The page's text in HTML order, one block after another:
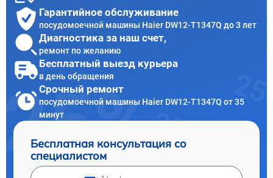
Гарантийное обслуживание
посудомоечной машины Haier DW12-T1347Q до 3 лет
Диагностика за наш счет,
ремонт по желанию
Бесплатный выезд курьера
в день обращения
Срочный ремонт
посудомоечной машины Haier DW12-T1347Q от 35
минут
Бесплатная консультация со
специалистом